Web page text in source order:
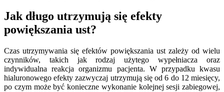
Jak długo utrzymują się efekty
powiększania ust?
Czas utrzymywania się efektów powiększania ust zależy od wielu
czynników, takich jak rodzaj użytego wypełniacza oraz
indywidualna reakcja organizmu pacjenta. W przypadku kwasu
hialuronowego efekty zazwyczaj utrzymują się od 6 do 12 miesięcy,
po czym może być konieczne wykonanie kolejnej sesji zabiegowej,